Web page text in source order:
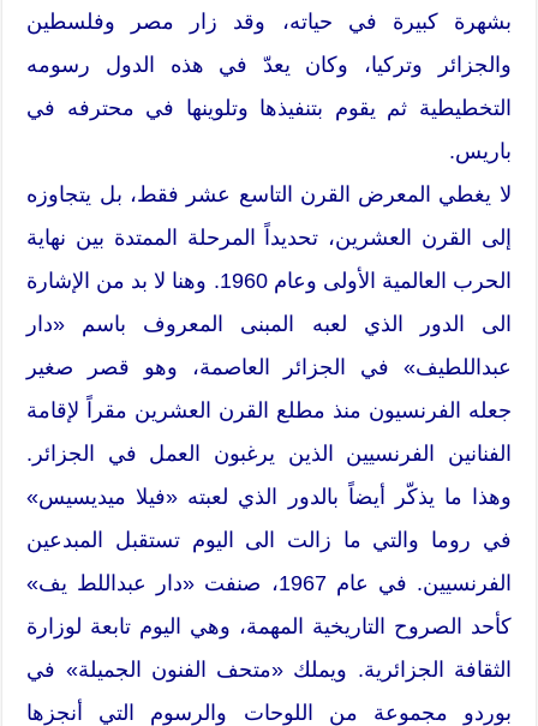
بشهرة كبيرة في حياته، وقد زار مصر وفلسطين
والجزائر وتركيا، وكان يعدّ في هذه الدول رسومه
التخطيطية ثم يقوم بتنفيذها وتلوينها في محترفه في
باريس.
لا يغطي المعرض القرن التاسع عشر فقط، بل يتجاوزه
إلى القرن العشرين، تحديداً المرحلة الممتدة بين نهاية
الحرب العالمية الأولى وعام 1960. وهنا لا بد من الإشارة
الى الدور الذي لعبه المبنى المعروف باسم «دار
عبداللطيف» في الجزائر العاصمة، وهو قصر صغير
جعله الفرنسيون منذ مطلع القرن العشرين مقراً لإقامة
الفنانين الفرنسيين الذين يرغبون العمل في الجزائر.
وهذا ما يذكّر أيضاً بالدور الذي لعبته «فيلا ميديسيس»
في روما والتي ما زالت الى اليوم تستقبل المبدعين
الفرنسيين. في عام 1967، صنفت «دار عبداللط يف»
كأحد الصروح التاريخية المهمة، وهي اليوم تابعة لوزارة
الثقافة الجزائرية. ويملك «متحف الفنون الجميلة» في
بوردو مجموعة من اللوحات والرسوم التي أنجزها